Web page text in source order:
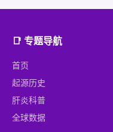
0.6%，85国已实现或
希望在部分地区实现目
📑 专题导航
首页
起源历史
肝炎科普
全球数据